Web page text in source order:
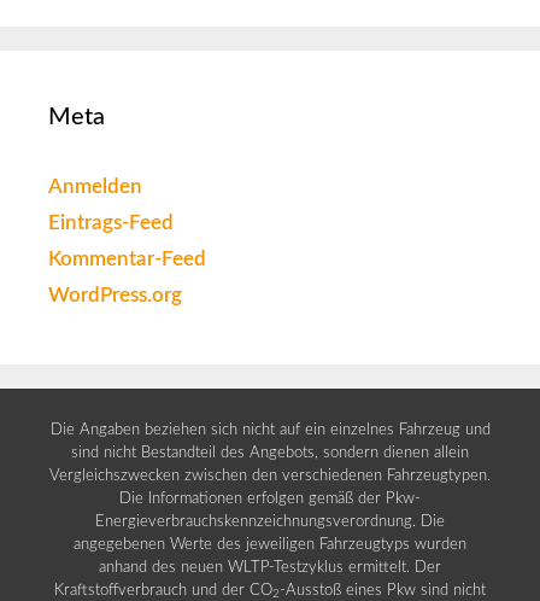
Meta
Anmelden
Eintrags-Feed
Kommentar-Feed
WordPress.org
Die Angaben beziehen sich nicht auf ein einzelnes Fahrzeug und
sind nicht Bestandteil des Angebots, sondern dienen allein
Vergleichszwecken zwischen den verschiedenen Fahrzeugtypen.
Die Informationen erfolgen gemäß der Pkw-
Energieverbrauchskennzeichnungsverordnung. Die
angegebenen Werte des jeweiligen Fahrzeugtyps wurden
anhand des neuen WLTP-Testzyklus ermittelt. Der
Kraftstoffverbrauch und der CO2 -Ausstoß eines Pkw sind nicht